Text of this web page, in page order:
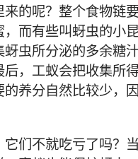
来的呢？ 整个食物链
， 而有些叫蚜虫的小
蚜虫所分泌的多余糖
后， 工蚁会把收集所
的养分自然比较少，
它们不就吃亏了吗？